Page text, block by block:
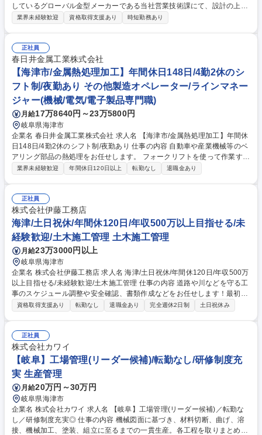
しているグローバル金型メーカーである当社営業技術課にて、設計の上流
工程を担当いただきます。 （下流の設計業務についてはベテラン社員がサ
をするための設計までを担っています。入社後は営業が商談にて受注した
製品を製造できるようにするための設計業務を担当いただきます。 ■設計
と営業要素のある業務も担当頂きますが、これまでのご経験やご希望に合
わせて設計業務の割合などを調整することも可能です。 募集職種 【設
計】自動車やスマホを支える金属加工★数々の特許技術保有企業◎
業界未経験歓迎 資格取得支援あり 時短勤務あり
正社員
春日井金属工業株式会社
【海津市/金属熱処理加工】年間休日148日/4勤2休のシ
フト制/夜勤あり その他製造オペレーター/ラインマネー
ジャー(機械/電気/電子製品専門職)
月給17万8640円～23万5800円
岐阜県海津市
企業名 春日井金属工業株式会社 求人名 【海津市/金属熱処理加工】年間休
日148日/4勤2休のシフト制/夜勤あり 仕事の内容 自動車や産業機械等のベ
アリング部品の熱処理をお任せします。 フォークリフトを使って作業する
ため、重いものを持つことはありません。 【具体的には】工場での熱処理
(外部団体主催)を受講していただきます。※講習費用は会社負担(立て替え
払い/入社後清算) 【変更の範囲】変更なし 募集職種 【海津市/金属熱処理
加工】年間休日148日/4勤2休のシフト制/夜勤あり
業界未経験歓迎 年間休日120日以上 転勤なし 退職金あり
正社員
株式会社伊藤工務店
海津/土日祝休/年間休120日/年収500万以上目指せる/未
経験歓迎/土木施工管理 土木施工管理
月給23万3000円以上
岐阜県海津市
企業名 株式会社伊藤工務店 求人名 海津/土日祝休/年間休120日/年収500万
以上目指せる/未経験歓迎/土木施工管理 仕事の内容 道路や川などを守る工
事のスケジュール調整や安全確認、書類作成などをお任せします！最初は
先輩と一緒に行動し、仕事の進め方を見て学ぶところからスタート！ドロ
少しずつ覚えていける環境です。 ■ドローンを使った写真撮影などもお任
せしますが、操作は難しくないのでみんな未経験からすぐできるようにな
っています。 ■書類作成を専門で行うスタッフがいるため、現場の仕事に
集中しやすく、残業も少なめです！1案件を2名以上で管理。 募集職種 海
津/土日祝休/年間休120日/年収500万以上目指せる/未経験歓迎/土木施工管
理
資格取得支援あり 転勤なし 退職金あり 完全週休2日制 土日祝休み
正社員
株式会社カワイ
【岐阜】工場管理(リーダー候補)/転勤なし/研修制度充
実 生産管理
月給20万円～30万円
岐阜県海津市
企業名 株式会社カワイ 求人名 【岐阜】工場管理(リーダー候補)／転勤な
し／研修制度充実◎ 仕事の内容 機械図面に基づき、材料切断、曲げ、溶
接、機械加工、塗装、組立に至るまでの一貫生産。各工程を取りまとめる